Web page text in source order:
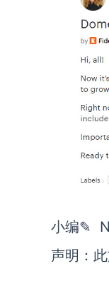
小编✎
声明：